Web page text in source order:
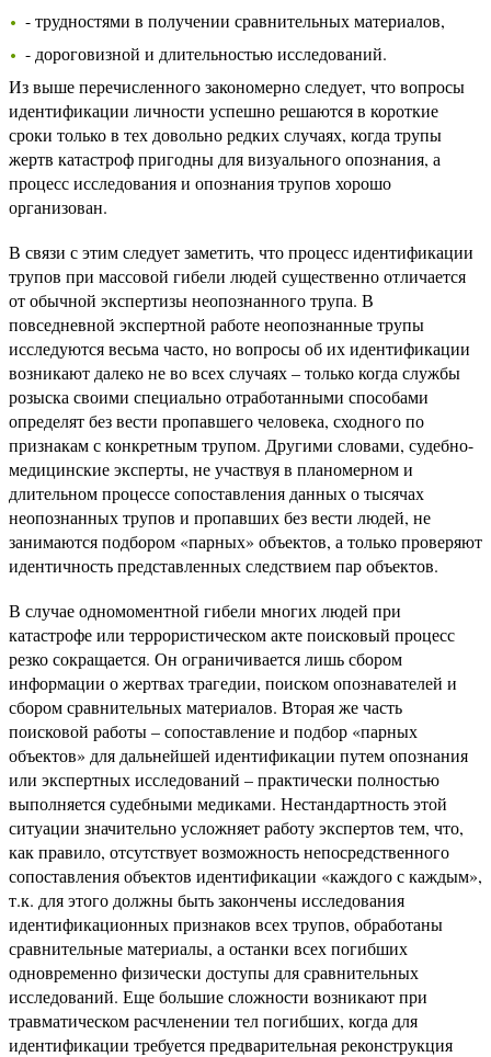
- трудностями в получении сравнительных материалов,
- дороговизной и длительностью исследований.
Из выше перечисленного закономерно следует, что вопросы
идентификации личности успешно решаются в короткие
сроки только в тех довольно редких случаях, когда трупы
жертв катастроф пригодны для визуального опознания, а
процесс исследования и опознания трупов хорошо
организован.
В связи с этим следует заметить, что процесс идентификации
трупов при массовой гибели людей существенно отличается
от обычной экспертизы неопознанного трупа. В
повседневной экспертной работе неопознанные трупы
исследуются весьма часто, но вопросы об их идентификации
возникают далеко не во всех случаях – только когда службы
розыска своими специально отработанными способами
определят без вести пропавшего человека, сходного по
признакам с конкретным трупом. Другими словами, судебно-
медицинские эксперты, не участвуя в планомерном и
длительном процессе сопоставления данных о тысячах
неопознанных трупов и пропавших без вести людей, не
занимаются подбором «парных» объектов, а только проверяют
идентичность представленных следствием пар объектов.
В случае одномоментной гибели многих людей при
катастрофе или террористическом акте поисковый процесс
резко сокращается. Он ограничивается лишь сбором
информации о жертвах трагедии, поиском опознавателей и
сбором сравнительных материалов. Вторая же часть
поисковой работы – сопоставление и подбор «парных
объектов» для дальнейшей идентификации путем опознания
или экспертных исследований – практически полностью
выполняется судебными медиками. Нестандартность этой
ситуации значительно усложняет работу экспертов тем, что,
как правило, отсутствует возможность непосредственного
сопоставления объектов идентификации «каждого с каждым»,
т.к. для этого должны быть закончены исследования
идентификационных признаков всех трупов, обработаны
сравнительные материалы, а останки всех погибших
одновременно физически доступы для сравнительных
исследований. Еще большие сложности возникают при
травматическом расчленении тел погибших, когда для
идентификации требуется предварительная реконструкция